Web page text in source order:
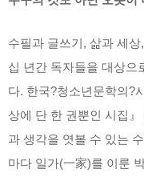
수필과 글쓰기, 삶과 세
십 년간 독자들을 대상으
다. 한국?청소년문학의?
상에 단 한 권뿐인 시집
과 생각을 엿볼 수 있는
마다 일가(一家)를 이룬